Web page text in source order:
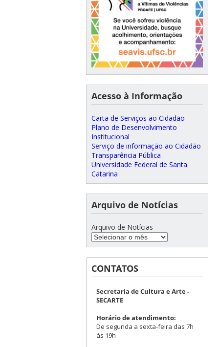
Acesso à Informação
Carta de Serviços ao Cidadão
Plano de Desenvolvimento
Institucional
Serviço de informação ao Cidadão
Transparência Pública
Universidade Federal de Santa
Catarina
Arquivo de Notícias
Arquivo de Notícias
CONTATOS
Secretaria de Cultura e Arte -
SECARTE
Horário de atendimento:
De segunda a sexta-feira das 7h
às 19h